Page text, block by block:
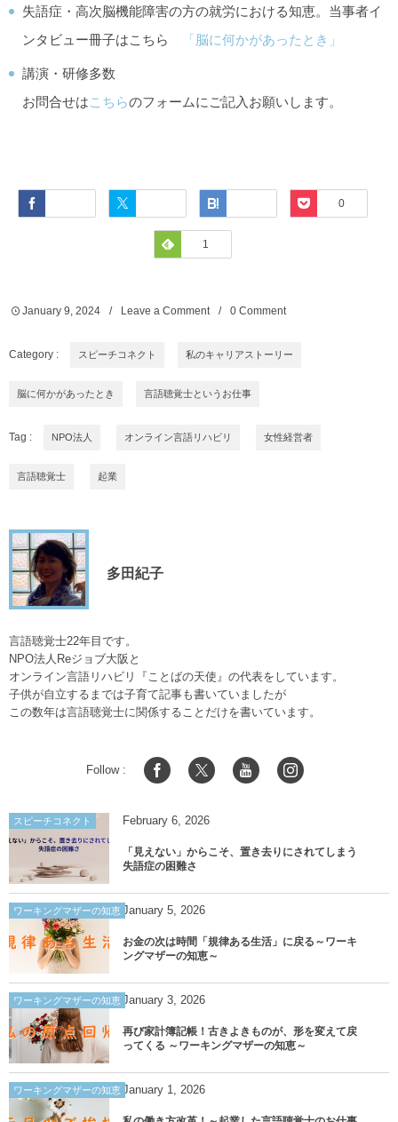
失語症・高次脳機能障害の方の就労における知恵。当事者イ
ンタビュー冊子はこちら
「脳に何かがあったとき」
講演・研修多数
お問合せはこちらのフォームにご記入お願いします。
Pocket
0
Feedly
1
January 9 ,2024 Leave a Comment 0 Comment
Category : スピーチコネクト 私のキャリアストーリー
脳に何かがあったとき 言語聴覚士というお仕事
Tag : NPO法人 オンライン言語リハビリ 女性経営者
言語聴覚士 起業
多田紀子
言語聴覚士22年目です。
NPO法人Reジョブ大阪と
オンライン言語リハビリ『ことばの天使』の代表をしています。
子供が自立するまでは子育て記事も書いていましたが
この数年は言語聴覚士に関係することだけを書いています。
Follow :
スピーチコネクト February 6, 2026
「見えない」からこそ、置き去りにされてしまう
失語症の困難さ
ワーキングマザーの知恵 January 5, 2026
お金の次は時間「規律ある生活」に戻る～ワーキ
ングマザーの知恵～
ワーキングマザーの知恵 January 3, 2026
再び家計簿記帳！古きよきものが、形を変えて戻
ってくる ～ワーキングマザーの知恵～
ワーキングマザーの知恵 January 1, 2026